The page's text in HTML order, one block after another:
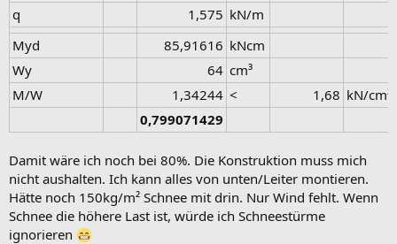
q
1,575​ kN/m
Myd
85,91616​ kNcm
Wy
64​ cm³
M/W
1,34244​ < 1,68​ kN/cm²
0,799071429
Damit wäre ich noch bei 80%. Die Konstruktion muss mich
nicht aushalten. Ich kann alles von unten/Leiter montieren.
Hätte noch 150kg/m² Schnee mit drin. Nur Wind fehlt. Wenn
Schnee die höhere Last ist, würde ich Schneestürme
ignorieren